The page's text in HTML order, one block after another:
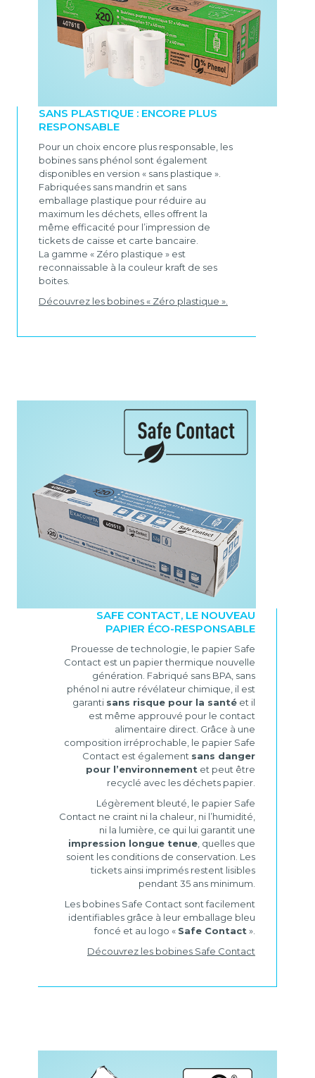
SANS PLASTIQUE : ENCORE PLUS
RESPONSABLE
Pour un choix encore plus responsable, les
bobines sans phénol sont également
disponibles en version « sans plastique ».
Fabriquées sans mandrin et sans
emballage plastique pour réduire au
maximum les déchets, elles offrent la
même efficacité pour l’impression de
tickets de caisse et carte bancaire.
La gamme « Zéro plastique » est
reconnaissable à la couleur kraft de ses
boites.
Découvrez les bobines « Zéro plastique ».
SAFE CONTACT, LE NOUVEAU
PAPIER ÉCO-RESPONSABLE
Prouesse de technologie, le papier Safe
Contact est un papier thermique nouvelle
génération. Fabriqué sans BPA, sans
phénol ni autre révélateur chimique, il est
garanti sans risque pour la santé et il
est même approuvé pour le contact
alimentaire direct. Grâce à une
composition irréprochable, le papier Safe
Contact est également sans danger
pour l’environnement et peut être
recyclé avec les déchets papier.
Légèrement bleuté, le papier Safe
Contact ne craint ni la chaleur, ni l’humidité,
ni la lumière, ce qui lui garantit une
impression longue tenue , quelles que
soient les conditions de conservation. Les
tickets ainsi imprimés restent lisibles
pendant 35 ans minimum.
Les bobines Safe Contact sont facilement
identifiables grâce à leur emballage bleu
foncé et au logo « Safe Contact ».
Découvrez les bobines Safe Contact